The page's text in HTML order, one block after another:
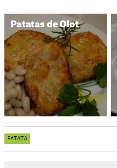
Patatas de Olot
PATATA